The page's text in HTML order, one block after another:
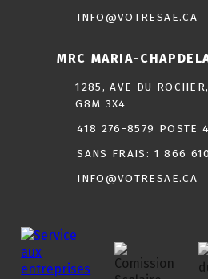
INFO@VOTRESAE.CA
MRC MARIA-
1285, AVE DU
G8M 3X4
418 276-8579 POSTE
SANS FRAIS: 1 866
INFO@VOTRESAE.CA